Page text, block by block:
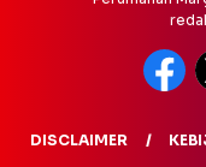
DISCLAIMER